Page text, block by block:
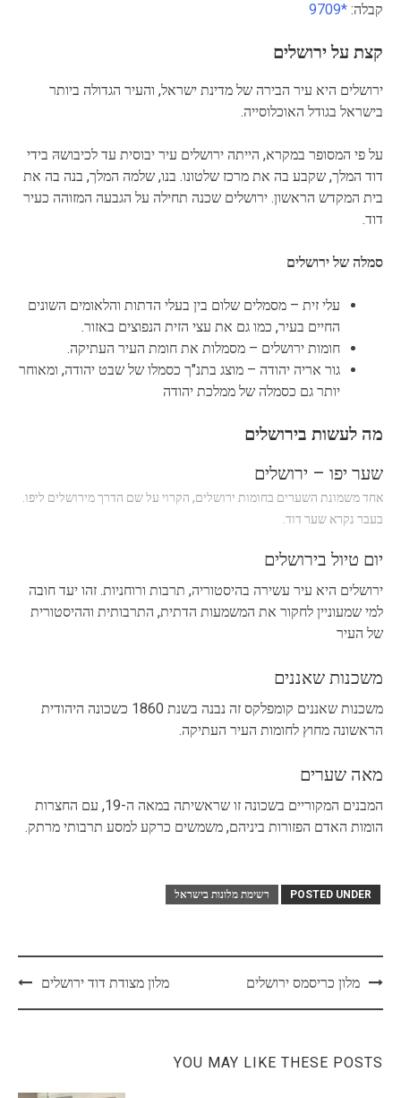
קבלה: *9709
קצת על ירושלים
ירושלים היא עיר הבירה של מדינת ישראל, והעיר הגדולה ביותר
בישראל בגודל האוכלוסייה.
על פי המסופר במקרא, הייתה ירושלים עיר יבוסית עד לכיבושהּ בידי
דוד המלך, שקבע בה את מרכז שלטונו. בנו, שלמה המלך, בנה בה את
בית המקדש הראשון. ירושלים שכנה תחילה על הגבעה המזוהה כעיר
דוד.
סמלה של ירושלים
עלי זית – מסמלים שלום בין בעלי הדתות והלאומים השונים
החיים בעיר, כמו גם את עצי הזית הנפוצים באזור.
חומות ירושלים – מסמלות את חומת העיר העתיקה.
גור אריה יהודה – מוצג בתנ"ך כסמלו של שבט יהודה, ומאוחר
יותר גם כסמלה של ממלכת יהודה
מה לעשות בירושלים
שער יפו – ירושלים
אחד משמונת השערים בחומות ירושלים, הקרוי על שם הדרך מירושלים ליפו.
בעבר נקרא שער דוד.
יום טיול בירושלים
ירושלים היא עיר עשירה בהיסטוריה, תרבות ורוחניות. זהו יעד חובה
למי שמעוניין לחקור את המשמעות הדתית, התרבותית וההיסטורית
של העיר
משכנות שאננים
משכנות שאננים קומפלקס זה נבנה בשנת 1860 כשכונה היהודית
הראשונה מחוץ לחומות העיר העתיקה.
מאה שערים
המבנים המקוריים בשכונה זו שראשיתה במאה ה-19, עם החצרות
הומות האדם הפזורות ביניהם, משמשים כרקע למסע תרבותי מרתק.
POSTED UNDER רשימת מלונות בישראל
Postמלון כריסמס ירושלים מלון מצודת דוד ירושלים
YOU MAY LIKE THESE POSTS